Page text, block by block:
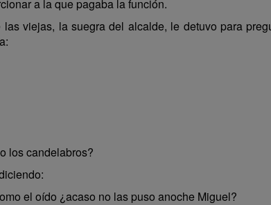
a la que pagaba la función.
viejas, la suegra del alcalde, le detuvo para
los candelabros?
el oído ¿acaso no las puso anoche Miguel?